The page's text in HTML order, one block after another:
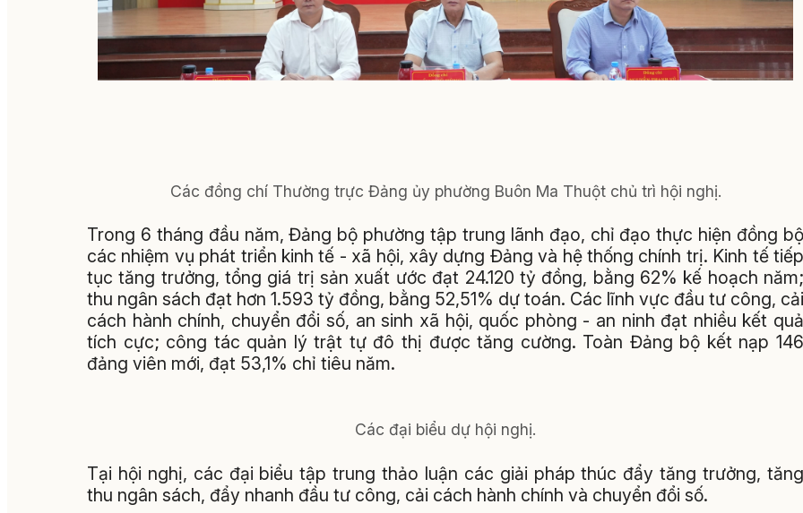
Các đồng chí Thường trực Đảng ủy phường Buôn Ma Thuột chủ trì hội nghị.
Trong 6 tháng đầu năm, Đảng bộ phường tập trung lãnh đạo, chỉ đạo thực hiện đồng bộ
các nhiệm vụ phát triển kinh tế - xã hội, xây dựng Đảng và hệ thống chính trị. Kinh tế tiếp
tục tăng trưởng, tổng giá trị sản xuất ước đạt 24.120 tỷ đồng, bằng 62% kế hoạch năm;
thu ngân sách đạt hơn 1.593 tỷ đồng, bằng 52,51% dự toán. Các lĩnh vực đầu tư công, cải
cách hành chính, chuyển đổi số, an sinh xã hội, quốc phòng - an ninh đạt nhiều kết quả
tích cực; công tác quản lý trật tự đô thị được tăng cường. Toàn Đảng bộ kết nạp 146
đảng viên mới, đạt 53,1% chỉ tiêu năm.
Các đại biểu dự hội nghị.
Tại hội nghị, các đại biểu tập trung thảo luận các giải pháp thúc đẩy tăng trưởng, tăng
thu ngân sách, đẩy nhanh đầu tư công, cải cách hành chính và chuyển đổi số.